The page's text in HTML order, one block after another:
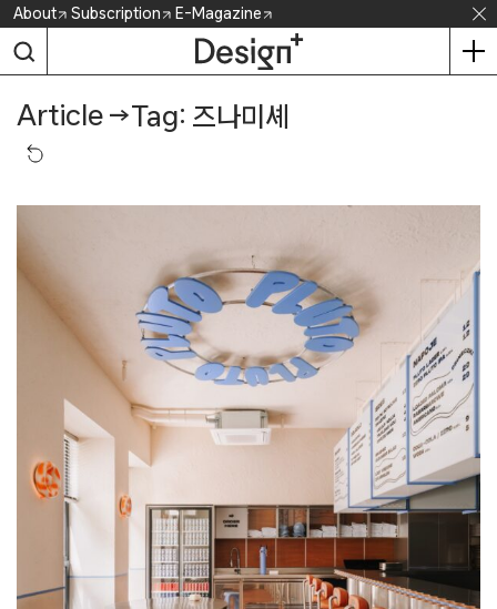
Skip
content
About Subscription E-Magazine
Article →Tag: 즈나미셰